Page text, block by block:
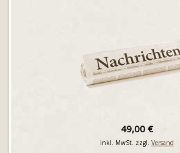
49,00 €
inkl. MwSt. zzgl. Versand